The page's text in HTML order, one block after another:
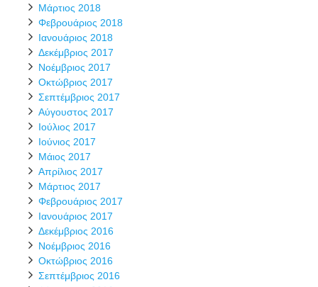
Μάρτιος 2018
Φεβρουάριος 2018
Ιανουάριος 2018
Δεκέμβριος 2017
Νοέμβριος 2017
Οκτώβριος 2017
Σεπτέμβριος 2017
Αύγουστος 2017
Ιούλιος 2017
Ιούνιος 2017
Μάιος 2017
Απρίλιος 2017
Μάρτιος 2017
Φεβρουάριος 2017
Ιανουάριος 2017
Δεκέμβριος 2016
Νοέμβριος 2016
Οκτώβριος 2016
Σεπτέμβριος 2016